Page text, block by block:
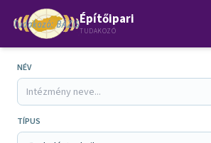
Építőipari
TUDAKOZÓ
NÉV
TÍPUS